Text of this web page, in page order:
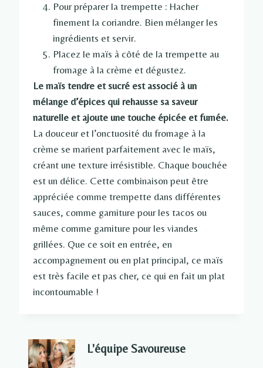
Pour préparer la trempette : Hacher
finement la coriandre. Bien mélanger les
ingrédients et servir.
Placez le maïs à côté de la trempette au
fromage à la crème et dégustez.
Le maïs tendre et sucré est associé à un
mélange d’épices qui rehausse sa saveur
naturelle et ajoute une touche épicée et fumée.
La douceur et l’onctuosité du fromage à la
crème se marient parfaitement avec le maïs,
créant une texture irrésistible. Chaque bouchée
est un délice. Cette combinaison peut être
appréciée comme trempette dans différentes
sauces, comme garniture pour les tacos ou
même comme garniture pour les viandes
grillées. Que ce soit en entrée, en
accompagnement ou en plat principal, ce maïs
est très facile et pas cher, ce qui en fait un plat
incontournable !
L'équipe Savoureuse